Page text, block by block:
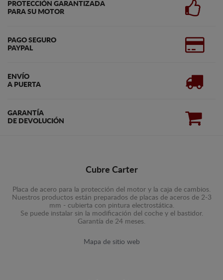
PROTECCIÓN GARANTIZADA
PARA SU MOTOR
PAGO SEGURO
PAYPAL
ENVÍO
A PUERTA
GARANTÍA
DE DEVOLUCIÓN
Cubre Carter
Placa de acero para la protección del motor y la caja de cambios.
Nuestros productos están preparados de placas de aceros de 2-3
mm - cubierta con pintura electrostática.
Se puede instalar sin la modificación del coche y el bastidor.
Garantía de 24 meses.
Mapa de sitio web